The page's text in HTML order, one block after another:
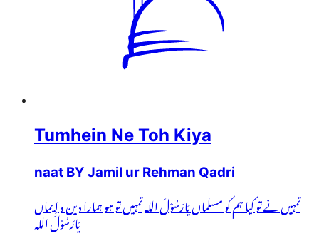
Tumhein Ne Toh Kiya
naat BY Jamil ur Rehman Qadri
تمہیں نے تو کیا ہم کو مسلماں یَارَسُوْلَ اللہ تمہیں تو ہو ہمارا دین و اِیماں
یَارَسُوْلَ اللہ